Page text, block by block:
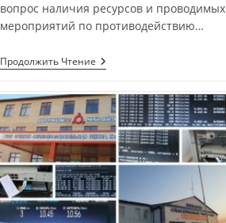
вопрос наличия ресурсов и проводимых
мероприятий по противодействию…
Продолжить Чтение